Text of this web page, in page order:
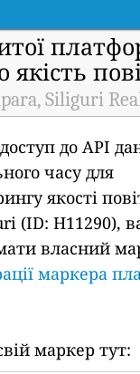
якість
Siliguri
до API
часу для
якості
(ID: H11290),
власний
маркера
маркер тут: